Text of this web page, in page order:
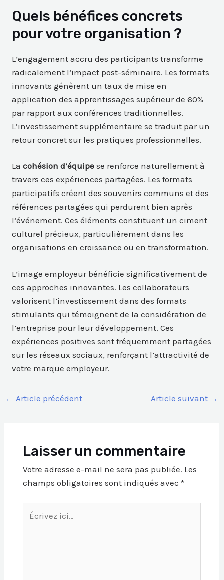
Quels bénéfices concrets
pour votre organisation ?
L’engagement accru des participants transforme
radicalement l’impact post-séminaire. Les formats
innovants génèrent un taux de mise en
application des apprentissages supérieur de 60%
par rapport aux conférences traditionnelles.
L’investissement supplémentaire se traduit par un
retour concret sur les pratiques professionnelles.
Lacohésion d’équipe se renforce naturellement à
travers ces expériences partagées. Les formats
participatifs créent des souvenirs communs et des
références partagées qui perdurent bien après
l’événement. Ces éléments constituent un ciment
culturel précieux, particulièrement dans les
organisations en croissance ou en transformation.
L’image employeur bénéficie significativement de
ces approches innovantes. Les collaborateurs
valorisent l’investissement dans des formats
stimulants qui témoignent de la considération de
l’entreprise pour leur développement. Ces
expériences positives sont fréquemment partagées
sur les réseaux sociaux, renforçant l’attractivité de
votre marque employeur.
← Article précédent Article suivant →
Laisser un commentaire
Votre adresse e-mail ne sera pas publiée. Les
champs obligatoires sont indiqués avec *
ici…